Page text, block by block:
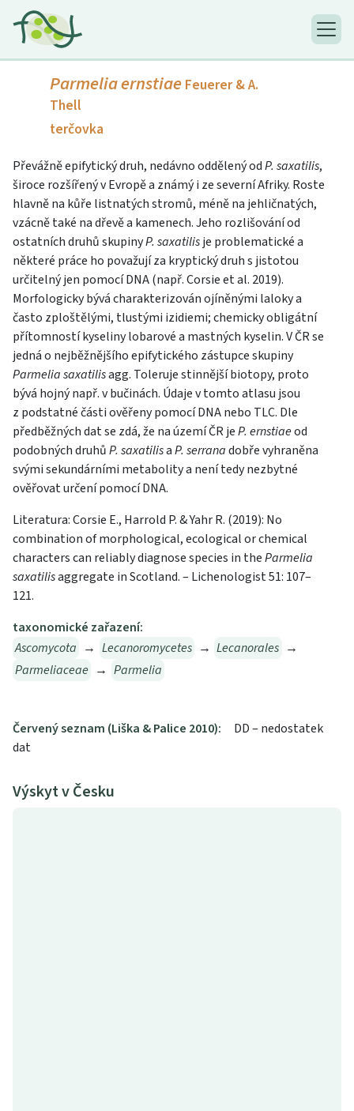
Parmelia ernstiae Feuerer & A.
Thell
terčovka
Převážně epifytický druh, nedávno oddělený odP. saxatilis,
široce rozšířený v Evropě a známý i ze severní Afriky. Roste
hlavně na kůře listnatých stromů, méně na jehličnatých,
vzácně také na dřevě a kamenech. Jeho rozlišování od
ostatních druhů skupinyP. saxatilisje problematické a
některé práce ho považují za kryptický druh s jistotou
určitelný jen pomocí DNA (např. Corsie et al. 2019).
Morfologicky bývá charakterizován ojíněnými laloky a
často zploštělými, tlustými izidiemi; chemicky obligátní
přítomností kyseliny lobarové a mastných kyselin. V ČR se
jedná o nejběžnějšího epifytického zástupce skupiny
Parmelia saxatilisagg. Toleruje stinnější biotopy, proto
bývá hojný např. v bučinách. Údaje v tomto atlasu jsou
z podstatné části ověřeny pomocí DNA nebo TLC. Dle
předběžných dat se zdá, že na území ČR jeP. ernstiaeod
podobných druhůP. saxatilisaP. serranadobře vyhraněna
svými sekundárními metabolity a není tedy nezbytné
ověřovat určení pomocí DNA.
Literatura: Corsie E., Harrold P. & Yahr R. (2019): No
combination of morphological, ecological or chemical
characters can reliably diagnose species in theParmelia
saxatilisaggregate in Scotland. – Lichenologist 51: 107–
121.
taxonomické zařazení:
Ascomycota → Lecanoromycetes → Lecanorales →
Parmeliaceae → Parmelia
Červený seznam (Liška & Palice 2010):
DD – nedostatek
dat
Výskyt v Česku